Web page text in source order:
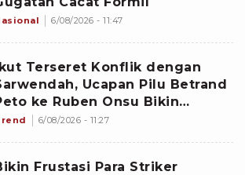
6/08/2026 - 11:47
Terseret Konflik dengan
Ucapan Pilu Betrand
ke Ruben Onsu Bikin
Onyo Cuma Anak Pungut
6/08/2026 - 11:27
Frustasi Para Striker